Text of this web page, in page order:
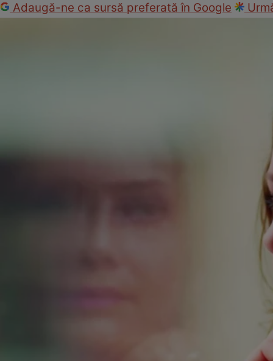
Adaugă-ne ca sursă preferată în Google